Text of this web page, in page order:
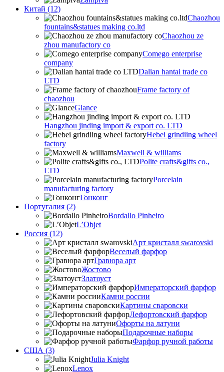
Китай (12)
Chaozhou
fountains&statues making co.ltd
Chaozhou ze
zhou manufactory co
Comego enterprise
company
Dalian hantai trade co
LTD
Frame factory of
chaozhou
Glance
Hangzhou jinding import & export co. LTD
Hebei grindiing wheel
factory
Maxwell & williams
Polite crafts&gifts co.,
LTD
Porcelain
manufacturing factory
Гонконг
Португалия (2)
Bordallo Pinheiro
L’Objet
Россия (12)
Арт кристалл swarovski
Веселый фарфор
Гравюра арт
Жостово
Златоуст
Императорский фарфор
Камни россии
Картины сваровски
Лефортовский фарфор
Офорты на латуни
Подарочные наборы
Фарфор ручной работы
США (3)
Julia Knight
Lenox